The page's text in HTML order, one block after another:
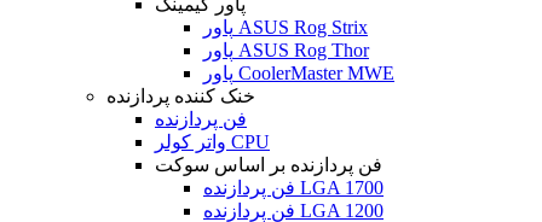
پاور گیمینگ
پاور ASUS Rog Strix
پاور ASUS Rog Thor
پاور CoolerMaster MWE
خنک کننده پردازنده
فن پردازنده
واتر کولر CPU
فن پردازنده بر اساس سوکت
فن پردازنده LGA 1700
فن پردازنده LGA 1200